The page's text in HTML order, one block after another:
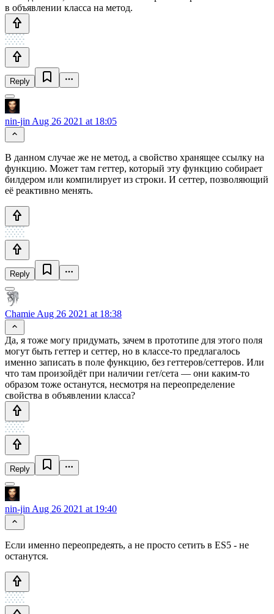
в объявлении класса на метод.
Reply
nin-jin Aug 26 2021 at 18:05
В данном случае же не метод, а свойство хранящее ссылку на
функцию. Может там геттер, который эту функцию собирает
билдером или компилирует из строки. И сеттер, позволяющий
её реактивно менять.
Reply
Chamie Aug 26 2021 at 18:38
Да, я тоже могу придумать, зачем в прототипе для этого поля
могут быть геттер и сеттер, но в классе-то предлагалось
именно записать в поле функцию, без геттеров/сеттеров. Или
что там произойдёт при наличии гет/сета — они каким-то
образом тоже останутся, несмотря на переопределение
свойства в объявлении класса?
Reply
nin-jin Aug 26 2021 at 19:40
Если именно переопредеять, а не просто сетить в ES5 - не
останутся.